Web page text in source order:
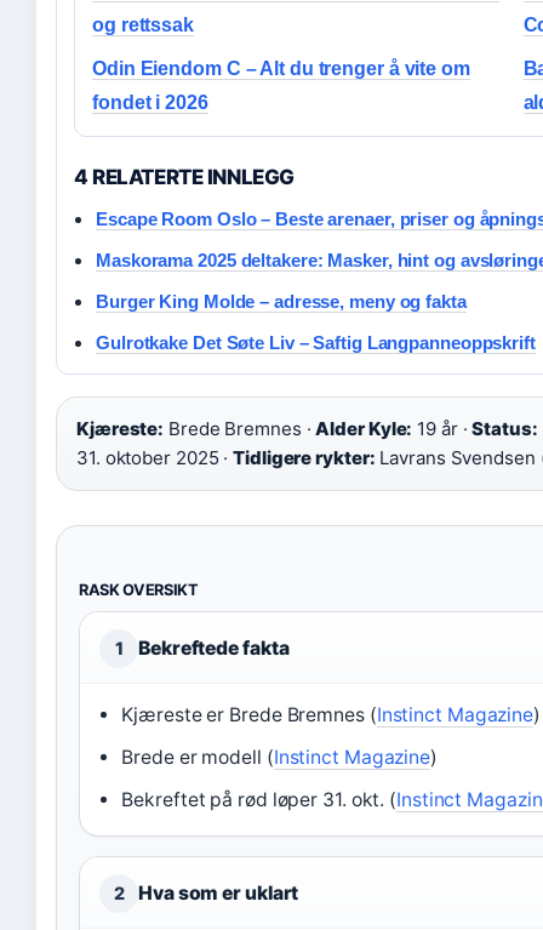
og rettssak
Odin Eiendom C – Alt du trenger å vite om
fondet i 2026
4 RELATERTE INNLEGG
Escape Room Oslo – Beste arenaer, priser og
Maskorama 2025 deltakere: Masker, hint og
Burger King Molde – adresse, meny og fakta
Gulrotkake Det Søte Liv – Saftig Langpanneoppskrift
Kjæreste: Brede Bremnes ·Alder Kyle: 19 år ·Status:
31. oktober 2025 ·Tidligere rykter: Lavrans Svendsen
RASK OVERSIKT
1 Bekreftede fakta
Kjæreste er Brede Bremnes (Instinct Magazine)
Brede er modell (Instinct Magazine)
Bekreftet på rød løper 31. okt. (Instinct
2 Hva som er uklart